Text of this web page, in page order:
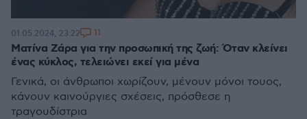
Ματίνα Ζάρα για την προσωπική της ζωή: Όταν κλείνει
ένας κύκλος, τελειώνει εκεί για μένα
Γενικά, οι άνθρωποι χωρίζουν, μένουν μόνοι τουος,
κάνουν καινούργιες σχέσεις, πρόσθεσε η
τραγουδίστρια
01.05.2024, 23:22 11